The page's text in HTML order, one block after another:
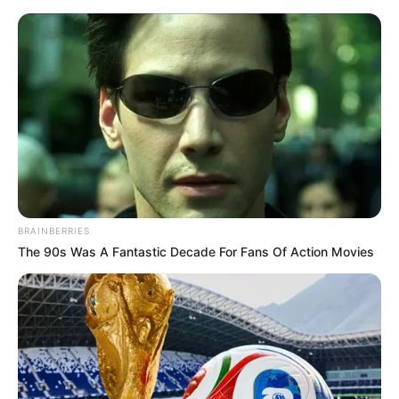
HOME
Home > Família > Notícia >
7 frases que os familiares tóxicos
costumam usar em suas conversas, segundo a psicologia.
BRAINBERRIES
The 90s Was A Fantastic Decade For Fans Of Action Movies